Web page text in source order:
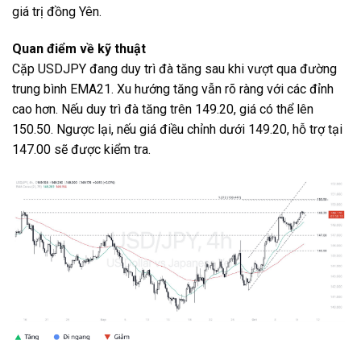
giá trị đồng Yên.
Quan điểm về kỹ thuật
Cặp USDJPY đang duy trì đà tăng sau khi vượt qua đường
trung bình EMA21. Xu hướng tăng vẫn rõ ràng với các đỉnh
cao hơn. Nếu duy trì đà tăng trên 149.20, giá có thể lên
150.50. Ngược lại, nếu giá điều chỉnh dưới 149.20, hỗ trợ tại
147.00 sẽ được kiểm tra.